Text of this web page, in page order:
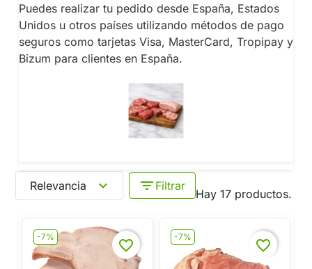
Puedes realizar tu pedido desde España, Estados
Unidos u otros países utilizando métodos de pago
seguros como tarjetas Visa, MasterCard, Tropipay y
Bizum para clientes en España.
Hay 17 productos.
Relevancia expand_more filter_list Filtrar
-7%
favorite_border
-7%
favorite_border